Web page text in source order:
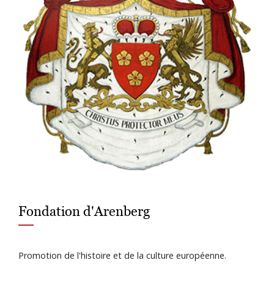
Fondation d'Arenberg
Promotion de l'histoire et de la culture européenne.